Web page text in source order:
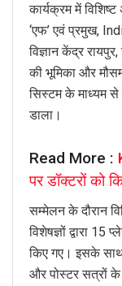
कार्यक्रम में
‘एफ’ एवं प्रमुख,
विज्ञान केंद्र
की भूमिका और मौसम
सिस्टम के माध्यम से
डाला।
Read More :
पर डॉक्‍टरों को
सम्मेलन के दौरान
विशेषज्ञों द्वारा
किए गए। इसके
और पोस्टर सत्रों के